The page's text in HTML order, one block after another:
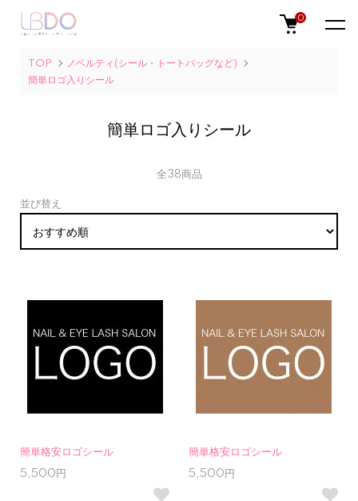
0
TOP
ノベルティ(シール・トートバッグなど)
簡単ロゴ入りシール
簡単ロゴ入りシール
全38商品
並び替え
簡単格安ロゴシール
5,500円
簡単格安ロゴシール
5,500円